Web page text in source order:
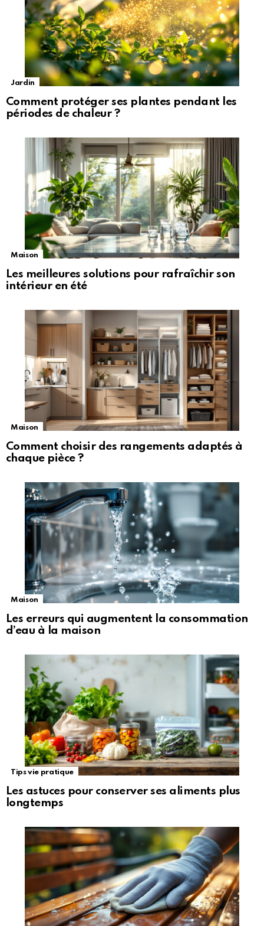
Jardin
Comment protéger ses plantes pendant les
périodes de chaleur ?
Maison
Les meilleures solutions pour rafraîchir son
intérieur en été
Maison
Comment choisir des rangements adaptés à
chaque pièce ?
Maison
Les erreurs qui augmentent la consommation
d’eau à la maison
Tips vie pratique
Les astuces pour conserver ses aliments plus
longtemps